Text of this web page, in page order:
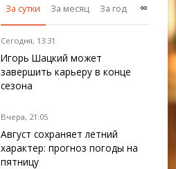
За сутки
За месяц За год ∞
Сегодня, 13:31
Игорь Шацкий может
завершить карьеру в конце
сезона
Вчера, 21:05
Август сохраняет летний
характер: прогноз погоды на
пятницу